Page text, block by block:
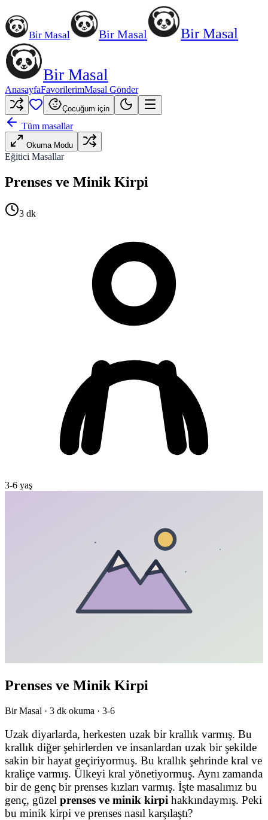
Bir Masal Bir Masal Bir Masal
Bir Masal
AnasayfaFavorilerimMasal Gönder
Çocuğum için
Tüm masallar
Okuma Modu
Eğitici Masallar
Prenses ve Minik Kirpi
3 dk
3-6 yaş
Prenses ve Minik Kirpi
Bir Masal · 3 dk okuma · 3-6
Uzak diyarlarda, herkesten uzak bir krallık varmış. Bu
krallık diğer şehirlerden ve insanlardan uzak bir şekilde
sakin bir hayat geçiriyormuş. Bu krallık şehrinde kral ve
kraliçe varmış. Ülkeyi kral yönetiyormuş. Aynı zamanda
bir de genç bir prenses kızları varmış. İşte masalımız bu
genç, güzel prenses ve minik kirpi hakkındaymış. Peki
bu minik kirpi ve prenses nasıl karşılaştı?